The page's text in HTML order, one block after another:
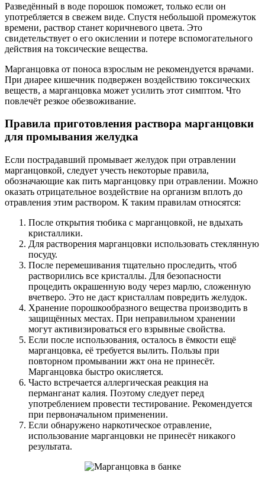
Разведённый в воде порошок поможет, только если он
употребляется в свежем виде. Спустя небольшой промежуток
времени, раствор станет коричневого цвета. Это
свидетельствует о его окислении и потере вспомогательного
действия на токсические вещества.
Марганцовка от поноса взрослым не рекомендуется врачами.
При диарее кишечник подвержен воздействию токсических
веществ, а марганцовка может усилить этот симптом. Что
повлечёт резкое обезвоживание.
Правила приготовления раствора марганцовки
для промывания желудка
Если пострадавший промывает желудок при отравлении
марганцовкой, следует учесть некоторые правила,
обозначающие как пить марганцовку при отравлении. Можно
оказать отрицательное воздействие на организм вплоть до
отравления этим раствором. К таким правилам относятся:
После открытия тюбика с марганцовкой, не вдыхать
кристаллики.
Для растворения марганцовки использовать стеклянную
посуду.
После перемешивания тщательно проследить, чтоб
растворились все кристаллы. Для безопасности
процедить окрашенную воду через марлю, сложенную
вчетверо. Это не даст кристаллам повредить желудок.
Хранение порошкообразного вещества производить в
защищённых местах. При неправильном хранении
могут активизироваться его взрывные свойства.
Если после использования, осталось в ёмкости ещё
марганцовка, её требуется вылить. Пользы при
повторном промывании жкт она не принесёт.
Марганцовка быстро окисляется.
Часто встречается аллергическая реакция на
перманганат калия. Поэтому следует перед
употреблением провести тестирование. Рекомендуется
при первоначальном применении.
Если обнаружено наркотическое отравление,
использование марганцовки не принесёт никакого
результата.